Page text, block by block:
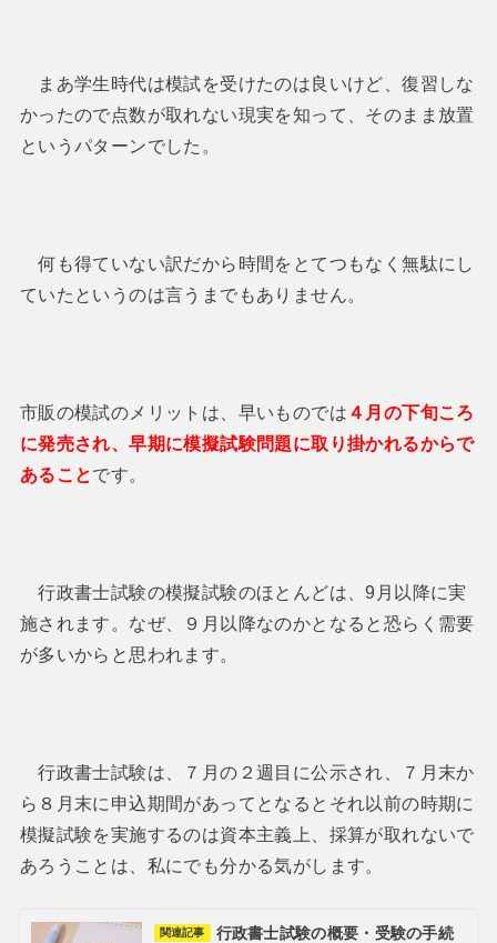
まあ学生時代は模試を受けたのは良いけど、復習しな
かったので点数が取れない現実を知って、そのまま放置
というパターンでした。
何も得ていない訳だから時間をとてつもなく無駄にし
ていたというのは言うまでもありません。
市販の模試のメリットは、早いものでは ４月の下旬ころ
に発売され、早期に模擬試験問題に取り掛かれるからで
あることです。
行政書士試験の模擬試験のほとんどは、9月以降に実
施されます。なぜ、９月以降なのかとなると恐らく需要
が多いからと思われます。
行政書士試験は、７月の２週目に公示され、７月末か
ら８月末に申込期間があってとなるとそれ以前の時期に
模擬試験を実施するのは資本主義上、採算が取れないで
あろうことは、私にでも分かる気がします。
関連記事
行政書士試験の概要・受験の手続